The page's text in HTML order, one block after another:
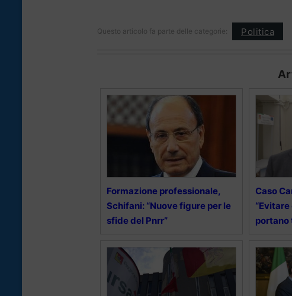
Questo articolo fa parte delle categorie: Politica
Formazione professionale,
Schifani: “Nuove figure per le
sfide del Pnrr”
Caso
portano